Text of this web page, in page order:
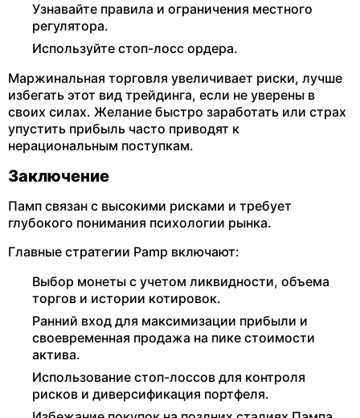
Узнавайте правила и ограничения местного
регулятора.
Используйте стоп-лосс ордера.
Маржинальная торговля увеличивает риски, лучше
избегать этот вид трейдинга, если не уверены в
своих силах. Желание быстро заработать или страх
упустить прибыль часто приводят к
нерациональным поступкам.
Заключение
Памп связан с высокими рисками и требует
глубокого понимания психологии рынка.
Главные стратегии Pamp включают:
Выбор монеты с учетом ликвидности, объема
торгов и истории котировок.
Ранний вход для максимизации прибыли и
своевременная продажа на пике стоимости
актива.
Использование стоп-лоссов для контроля
рисков и диверсификация портфеля.